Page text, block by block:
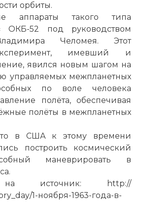
орбиты.
аппараты такого типа
ОКБ-52 под руководством
Челомея. Этот
имевший и
явился новым шагом на
управляемых межпланетных
по воле человека
полёта, обеспечивая
полёты в межпланетных
в США к этому времени
построить космический
маневрировать в
источник: http://
1-ноября-1963-года-в-